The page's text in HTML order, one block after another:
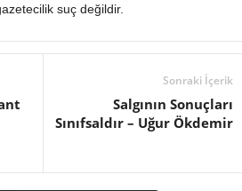
suç değildir.
Sonraki İçerik
Salgının Sonuçları
Sınıfsaldır – Uğur Ökdemir